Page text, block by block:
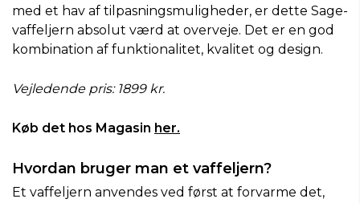
med et hav af tilpasningsmuligheder, er dette Sage-
vaffeljern absolut værd at overveje. Det er en god
kombination af funktionalitet, kvalitet og design.
Vejledende pris: 1899 kr.
Køb det hos Magasin her.
Hvordan bruger man et vaffeljern?
Et vaffeljern anvendes ved først at forvarme det,